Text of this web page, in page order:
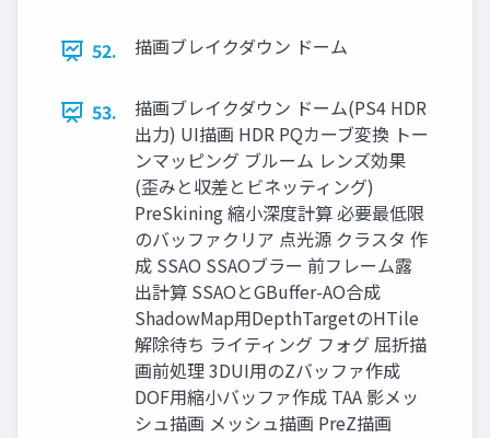
52. 描画ブレイクダウン ドーム
53.
描画ブレイクダウン ドーム(PS4 HDR
出力) UI描画 HDR PQカーブ変換 トー
ンマッピング ブルーム レンズ効果
(歪みと収差とビネッティング)
PreSkining 縮小深度計算 必要最低限
のバッファクリア 点光源 クラスタ 作
成 SSAO SSAOブラー 前フレーム露
出計算 SSAOとGBuffer-AO合成
ShadowMap用DepthTargetのHTile
解除待ち ライティング フォグ 屈折描
画前処理 3DUI用のZバッファ作成
DOF用縮小バッファ作成 TAA 影メッ
シュ描画 メッシュ描画 PreZ描画